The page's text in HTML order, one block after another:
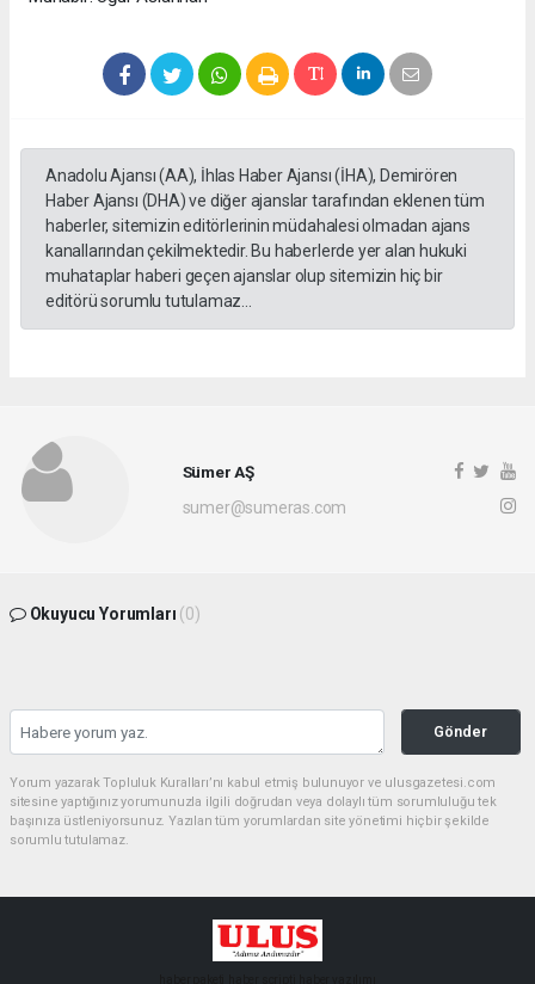
Anadolu Ajansı (AA), İhlas Haber Ajansı (İHA), Demirören
Haber Ajansı (DHA) ve diğer ajanslar tarafından eklenen tüm
haberler, sitemizin editörlerinin müdahalesi olmadan ajans
kanallarından çekilmektedir. Bu haberlerde yer alan hukuki
muhataplar haberi geçen ajanslar olup sitemizin hiç bir
editörü sorumlu tutulamaz...
Sümer AŞ
sumer@sumeras.com
Okuyucu Yorumları (0)
Gönder
Yorum yazarak Topluluk Kuralları’nı kabul etmiş bulunuyor ve ulusgazetesi.com
sitesine yaptığınız yorumunuzla ilgili doğrudan veya dolaylı tüm sorumluluğu tek
başınıza üstleniyorsunuz. Yazılan tüm yorumlardan site yönetimi hiçbir şekilde
sorumlu tutulamaz.